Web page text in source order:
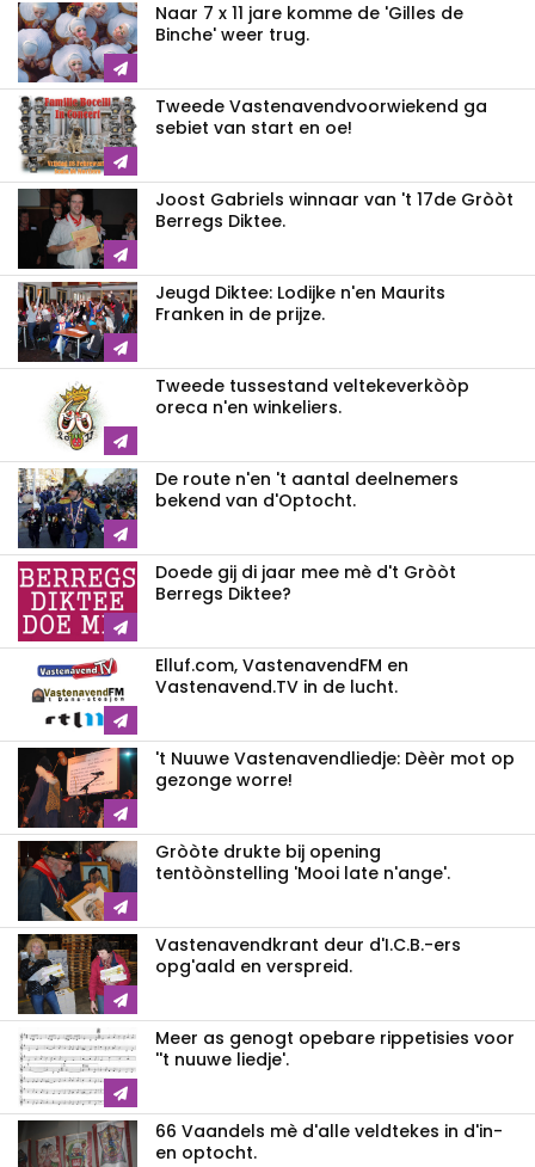
Naar 7 x 11 jare komme de 'Gilles de
Binche' weer trug.
Tweede Vastenavendvoorwiekend ga
sebiet van start en oe!
Joost Gabriels winnaar van 't 17de Gròòt
Berregs Diktee.
Jeugd Diktee: Lodijke n'en Maurits
Franken in de prijze.
Tweede tussestand veltekeverkòòp
oreca n'en winkeliers.
De route n'en 't aantal deelnemers
bekend van d'Optocht.
Doede gij di jaar mee mè d't Gròòt
Berregs Diktee?
Elluf.com, VastenavendFM en
Vastenavend.TV in de lucht.
't Nuuwe Vastenavendliedje: Dèèr mot op
gezonge worre!
Gròòte drukte bij opening
tentòònstelling 'Mooi late n'ange'.
Vastenavendkrant deur d'I.C.B.-ers
opg'aald en verspreid.
Meer as genogt opebare rippetisies voor
''t nuuwe liedje'.
66 Vaandels mè d'alle veldtekes in d'in-
en optocht.